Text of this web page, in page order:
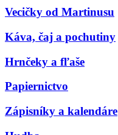
Vecičky od Martinusu
Káva, čaj a pochutiny
Hrnčeky a fľaše
Papiernictvo
Zápisníky a kalendáre